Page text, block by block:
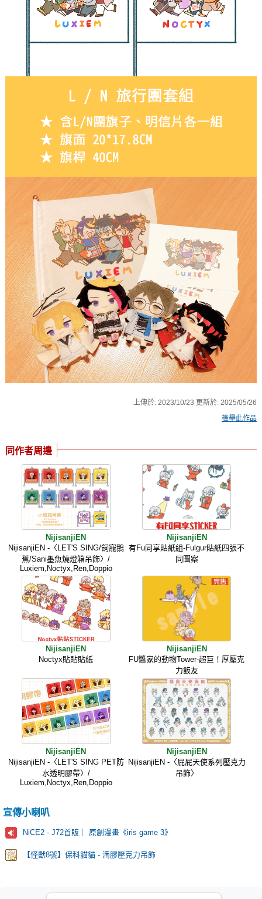
上傳於:2023/10/23 更新於:2025/05/26
檢舉此作品
同作者周邊
NijisanjiEN
NijisanjiEN -〈LET'S SING/飼寵鵝
蕉/Sani墨魚燒燈箱吊飾〉/
Luxiem,Noctyx,Ren,Doppio
NijisanjiEN
有Fu同享貼紙組-Fulgur貼紙四張不
同圖案
NijisanjiEN
Noctyx貼貼貼紙
NijisanjiEN
FU醬家的動物Tower-超巨！厚壓克
力飯友
NijisanjiEN
NijisanjiEN -〈LET'S SING PET防
水透明膠帶〉/
Luxiem,Noctyx,Ren,Doppio
NijisanjiEN
NijisanjiEN -〈屁屁天使系列壓克力
吊飾〉
宣傳小喇叭
NiCE2 - J72首販｜ 原創漫畫《iris game 3》
【怪獸8號】保科貓貓 - 滴膠壓克力吊飾